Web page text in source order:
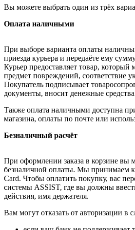
Вы можете выбрать один из трёх
Оплата наличными
При выборе варианта оплаты
приезда курьера и передаёте ему
Курьер предоставляет товар, который
предмет повреждений, соответствие
Покупатель подписывает
документы, вносит денежные
Также оплата наличными доступна
магазина, оплаты по почте или
Безналичный расчёт
При оформлении заказа в корзине вы
безналичной оплаты. Мы принимаем
Card. Чтобы оплатить покупку, вас
системы ASSIST, где вы должны
действия, имя держателя.
Вам могут отказать от авторизации в